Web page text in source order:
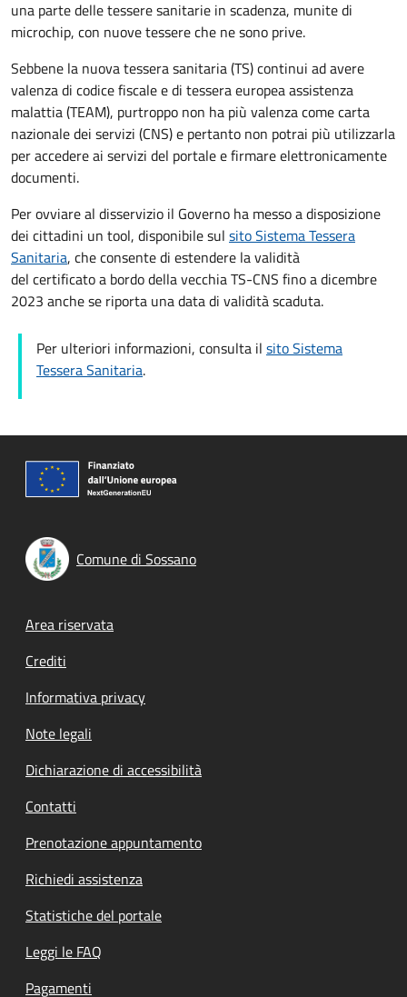
una parte delle tessere sanitarie in scadenza, munite di
microchip, con nuove tessere che ne sono prive.
Sebbene la nuova tessera sanitaria (TS) continui ad avere
valenza di codice fiscale e di tessera europea assistenza
malattia (TEAM), purtroppo non ha più valenza come carta
nazionale dei servizi (CNS) e pertanto non potrai più utilizzarla
per accedere ai servizi del portale e firmare elettronicamente
documenti.
Per ovviare al disservizio il Governo ha messo a disposizione
dei cittadini un tool, disponibile sul sito Sistema Tessera
Sanitaria, che consente di estendere la validità
del certificato a bordo della vecchia TS-CNS fino a dicembre
2023 anche se riporta una data di validità scaduta.
Per ulteriori informazioni, consulta il sito Sistema
Tessera Sanitaria.
Comune di Sossano
Footer menu
Area riservata
Crediti
Informativa privacy
Note legali
Dichiarazione di accessibilità
Contatti
Prenotazione appuntamento
Richiedi assistenza
Statistiche del portale
Leggi le FAQ
Pagamenti